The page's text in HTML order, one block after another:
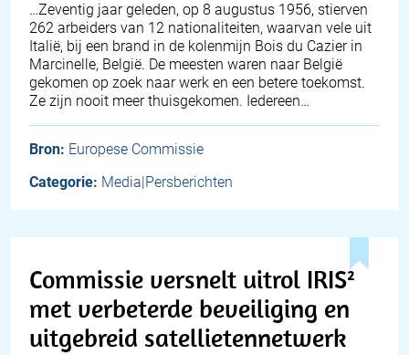
…Zeventig jaar geleden, op 8 augustus 1956, stierven
262 arbeiders van 12 nationaliteiten, waarvan vele uit
Italië, bij een brand in de kolenmijn Bois du Cazier in
Marcinelle, België. De meesten waren naar België
gekomen op zoek naar werk en een betere toekomst.
Ze zijn nooit meer thuisgekomen. Iedereen…
Bron: Europese Commissie
Categorie: Media|Persberichten
Commissie versnelt uitrol IRIS²
met verbeterde beveiliging en
uitgebreid satellietennetwerk